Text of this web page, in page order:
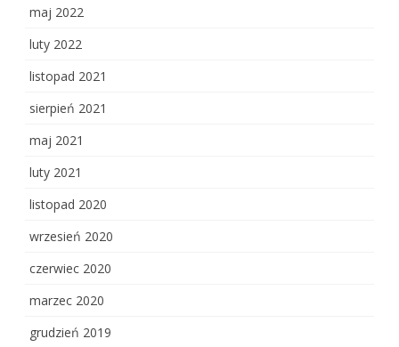
maj 2022
luty 2022
listopad 2021
sierpień 2021
maj 2021
luty 2021
listopad 2020
wrzesień 2020
czerwiec 2020
marzec 2020
grudzień 2019